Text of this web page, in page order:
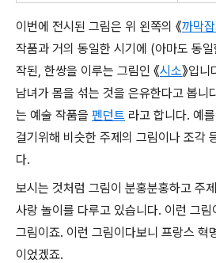
이번에 전시된 그림은 위 왼쪽의 《까막
작품과 거의 동일한 시기에 (아마도 동
작된, 한쌍을 이루는 그림인 《시소》입
남녀가 몸을 섞는 것을 은유한다고 봅니
는 예술 작품을 펜던트 라고 합니다. 예
걸기위해 비슷한 주제의 그림이나 조각
다.
보시는 것처럼 그림이 분홍분홍하고 주
사랑 놀이를 다루고 있습니다. 이런 그
그림이죠. 이런 그림이다보니 프랑스 혁
이었겠죠.